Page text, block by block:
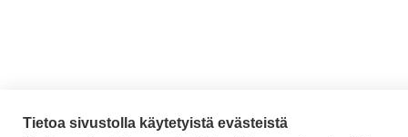
Tietoa sivustolla käytetyistä evästeistä